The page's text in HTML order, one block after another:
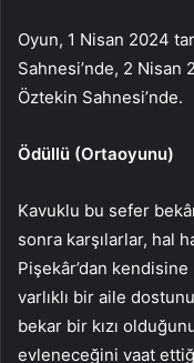
Oyun, 1 Nisan 2024
Sahnesi’nde, 2
Öztekin Sahnesi’nde.
Ödüllü (Ortaoyunu)
Kavuklu bu sefer
sonra karşılarlar, hal
Pişekâr’dan
varlıklı bir aile
bekar bir kızı
evleneceğini vaat